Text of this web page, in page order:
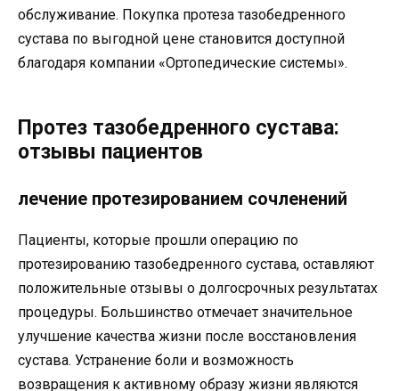
обслуживание. Покупка протеза тазобедренного
сустава по выгодной цене становится доступной
благодаря компании «Ортопедические системы».
Протез тазобедренного сустава:
отзывы пациентов
лечение протезированием сочленений
Пациенты, которые прошли операцию по
протезированию тазобедренного сустава, оставляют
положительные отзывы о долгосрочных результатах
процедуры. Большинство отмечает значительное
улучшение качества жизни после восстановления
сустава. Устранение боли и возможность
возвращения к активному образу жизни являются